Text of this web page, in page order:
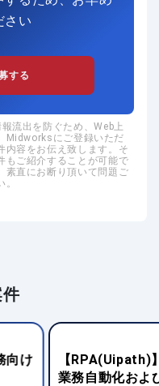
さい
する
流出を防ぐため、Web上
Midworksにご登録いただ
内容をお伝え致します。そ
もご紹介することが可能で
素直にお断り頂いて問題ご
件
向け
【RPA(Uipath)
業務自動化およ